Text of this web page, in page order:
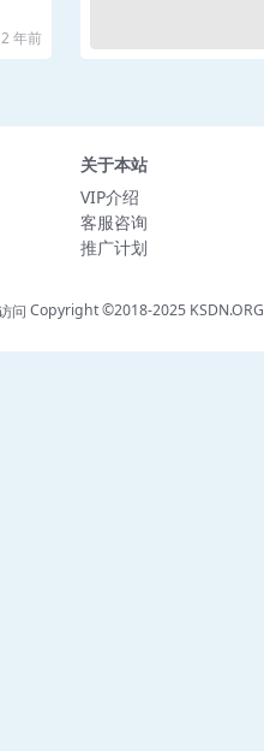
2 年前
关于本站
VIP介绍
客服咨询
推广计划
Copyright ©2018-2025 KSDN.ORG